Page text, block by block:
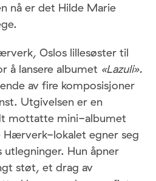
nå er det Hilde Marie
Oslos lillesøster til
å lansere albumet «Lazuli».
av fire komposisjoner
Utgivelsen er en
mottatte mini-albumet
lokalet egner seg
Hun åpner
støt, et drag av